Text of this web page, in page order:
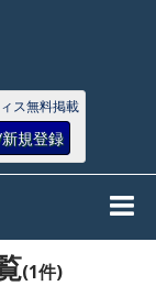
ス無料掲載
規登録
(1件)